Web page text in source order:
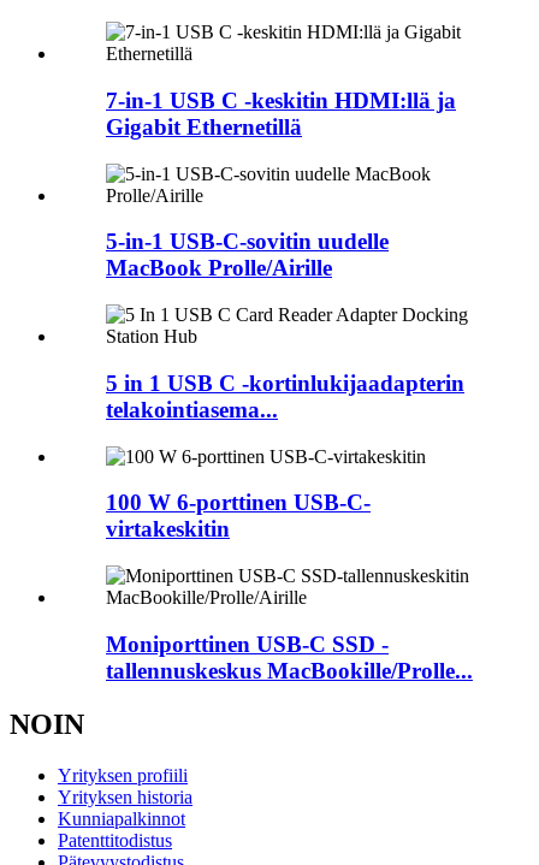
7-in-1 USB C -keskitin HDMI:llä ja
Gigabit Ethernetillä
5-in-1 USB-C-sovitin uudelle
MacBook Prolle/Airille
5 in 1 USB C -kortinlukijaadapterin
telakointiasema...
100 W 6-porttinen USB-C-
virtakeskitin
Moniporttinen USB-C SSD -
tallennuskeskus MacBookille/Prolle...
NOIN
Yrityksen profiili
Yrityksen historia
Kunniapalkinnot
Patenttitodistus